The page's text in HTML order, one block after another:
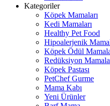
Kategoriler
Köpek Mamaları
Kedi Mamaları
Healthy Pet Food
Hipoalerjenik
Köpek Ödül
Redüksiyon
Köpek Pastası
PetChef Gurme
Mama Kabı
Yeni Ürünler